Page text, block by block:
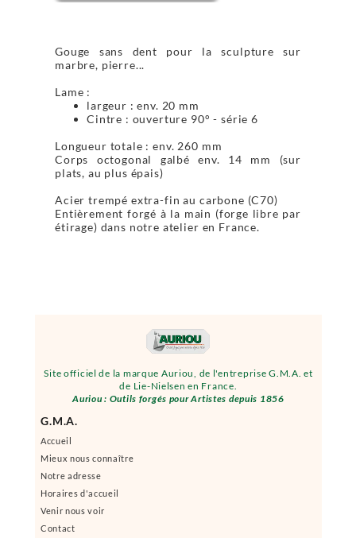
Site officiel de la marque Auriou, de l'entreprise G.M.A. et
de Lie-Nielsen en France.
Auriou : Outils forgés pour Artistes depuis 1856
G.M.A.
Accueil
Mieux nous connaître
Notre adresse
Horaires d'accueil
Venir nous voir
Contact
Gouge sans dent pour la sculpture sur
marbre, pierre...
Lame :
largeur : env. 20 mm
Cintre : ouverture 90° - série 6
Longueur totale : env. 260 mm
Corps octogonal galbé env. 14 mm (sur
plats, au plus épais)
Acier trempé extra-fin au carbone (C70)
Entièrement forgé à la main (forge libre par
étirage) dans notre atelier en France.